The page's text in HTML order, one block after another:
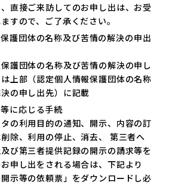
直接ご来訪してのお申し出は、お受
すので、ご了承ください。
護団体の名称及び苦情の解決の申出
護団体の名称及び苦情の解決の申し
上部（認定個人情報保護団体の名称
の申し出先）に記載
に応じる手続
の利用目的の通知、開示、内容の訂
除、利用の停止、消去、 第三者へ
び第三者提供記録の開示の請求等を
申し出をされる場合は、下記より
開示等の依頼票」をダウンロードし必